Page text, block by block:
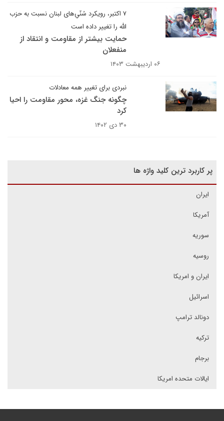
۷ اکتبر، رویکرد سُنّیِ‌های لبنان نسبت به حزب
الله را تغییر داده است
حمایت بیشتر از مقاومت و انتقاد از
منفعلان
۰۶ اردیبهشت ۱۴۰۳
نبردی برای تغییر همه معادلات
چگونه جنگ غزه، محور مقاومت را احیا
کرد
۳۰ دی ۱۴۰۲
پر کاربرد ترین کلید واژه ها
ایران
آمریکا
سوریه
روسیه
ایران و امریکا
اسرائیل
دونالد ترامپ
ترکیه
برجام
ایالات متحده امریکا